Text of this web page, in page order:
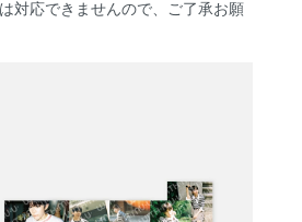
対応できませんので、ご了承お願